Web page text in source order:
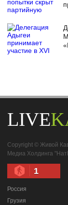
LIVE
Copyright © Живой
Медиа Холдинга
1
Россия
Грузия